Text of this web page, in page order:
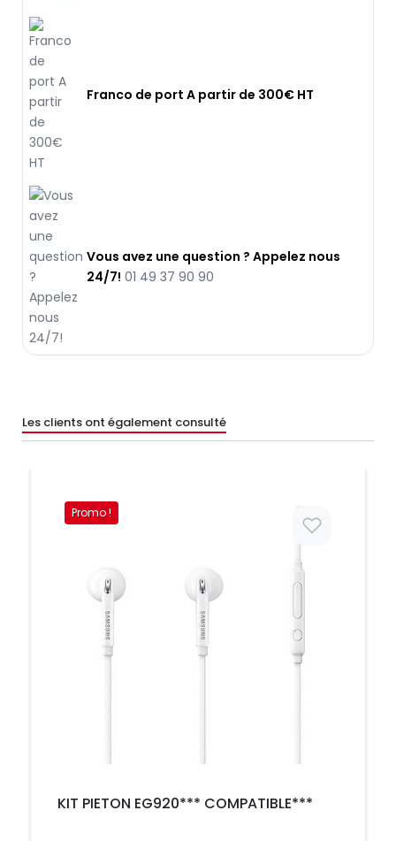
Franco de port A partir de 300€ HT
Vous avez une question ? Appelez nous
24/7! 01 49 37 90 90
Les clients ont également consulté
Promo !
KIT PIETON EG920*** COMPATIBLE***